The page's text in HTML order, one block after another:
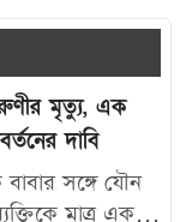
মৃত্যু, এক
দাবি
বাবার সঙ্গে যৌন
মাত্র এক